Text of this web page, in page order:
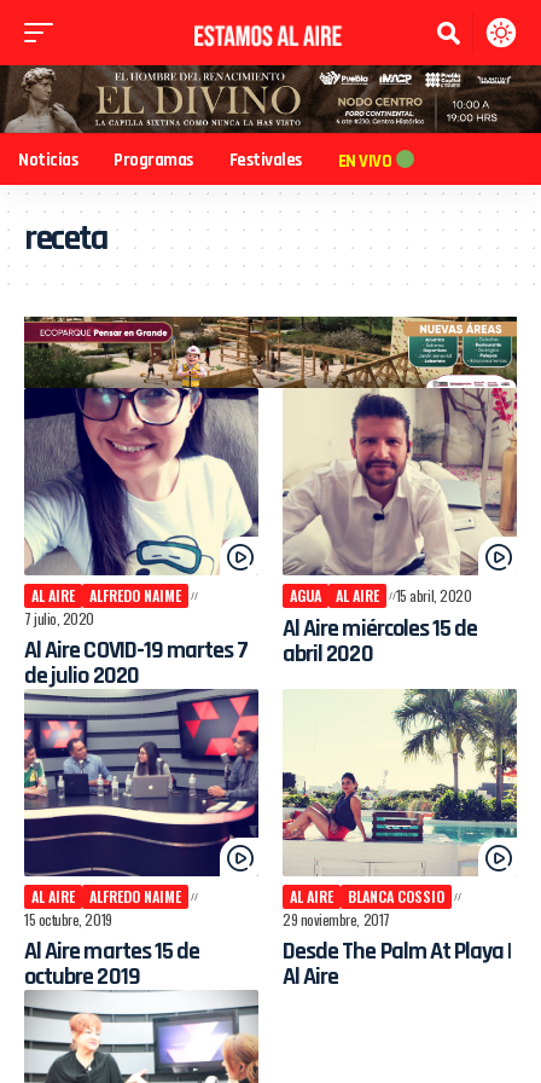
Noticias Programas Festivales EN VIVO
receta
AL AIRE
ALFREDO NAIME
7 julio, 2020
Al Aire COVID-19 martes 7
de julio 2020
AGUA AL AIRE 15 abril, 2020
Al Aire miércoles 15 de
abril 2020
AL AIRE
ALFREDO NAIME
15 octubre, 2019
Al Aire martes 15 de
octubre 2019
AL AIRE
BLANCA COSSIO
29 noviembre, 2017
Desde The Palm At Playa |
Al Aire